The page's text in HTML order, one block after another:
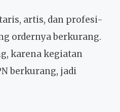
artis, dan profesi-
ordernya berkurang.
karena kegiatan
berkurang, jadi